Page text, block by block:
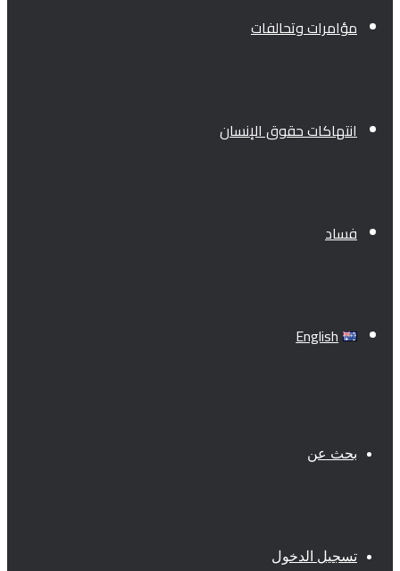
مؤامرات وتحالفات
انتهاكات حقوق الإنسان
فساد
English
بحث عن
تسجيل الدخول